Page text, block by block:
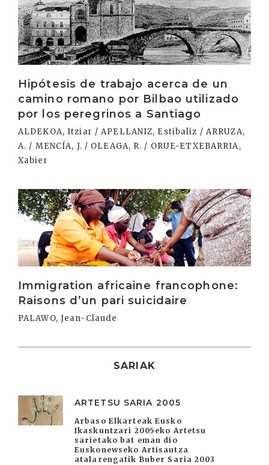
Hipótesis de trabajo acerca de un
camino romano por Bilbao utilizado
por los peregrinos a Santiago
ALDEKOA, Itziar / APELLANIZ, Estibaliz / ARRUZA,
A. / MENCÍA, J. / OLEAGA, R. / ORUE-ETXEBARRIA,
Xabier
Immigration africaine francophone:
Raisons d’un pari suicidaire
PALAWO, Jean-Claude
Irakurri
SARIAK
ARTETSU SARIA 2005
Arbaso Elkarteak Eusko
Ikaskuntzari 2005eko Artetsu
sarietako bat eman dio
Euskonewseko Artisautza
atalarengatik Buber Saria 2003